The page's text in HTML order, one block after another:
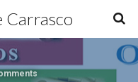
Carrasco